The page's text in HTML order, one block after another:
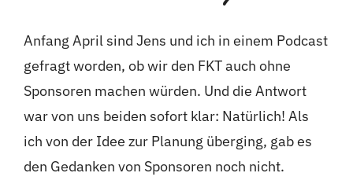
Anfang April sind Jens und ich in einem Podcast
gefragt worden, ob wir den FKT auch ohne
Sponsoren machen würden. Und die Antwort
war von uns beiden sofort klar: Natürlich! Als
ich von der Idee zur Planung überging, gab es
den Gedanken von Sponsoren noch nicht.